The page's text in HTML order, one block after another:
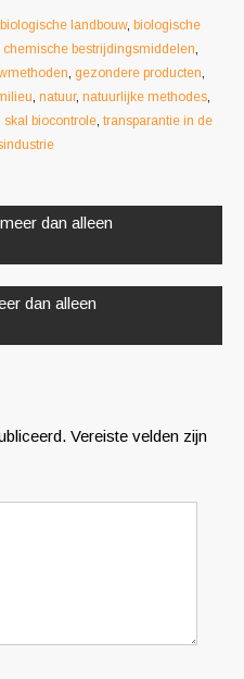
biologische landbouw, biologische
chemische bestrijdingsmiddelen,
, gezondere producten,
, natuur, natuurlijke methodes,
skal biocontrole, transparantie in de
dan alleen
dan alleen
Vereiste velden zijn